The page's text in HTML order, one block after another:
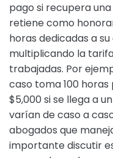
pago si recupera
retiene como
horas dedicadas a
multiplicando la
trabajadas. Por
caso toma 100
$5,000 si se llega a
varían de caso a
abogados que
importante discutir